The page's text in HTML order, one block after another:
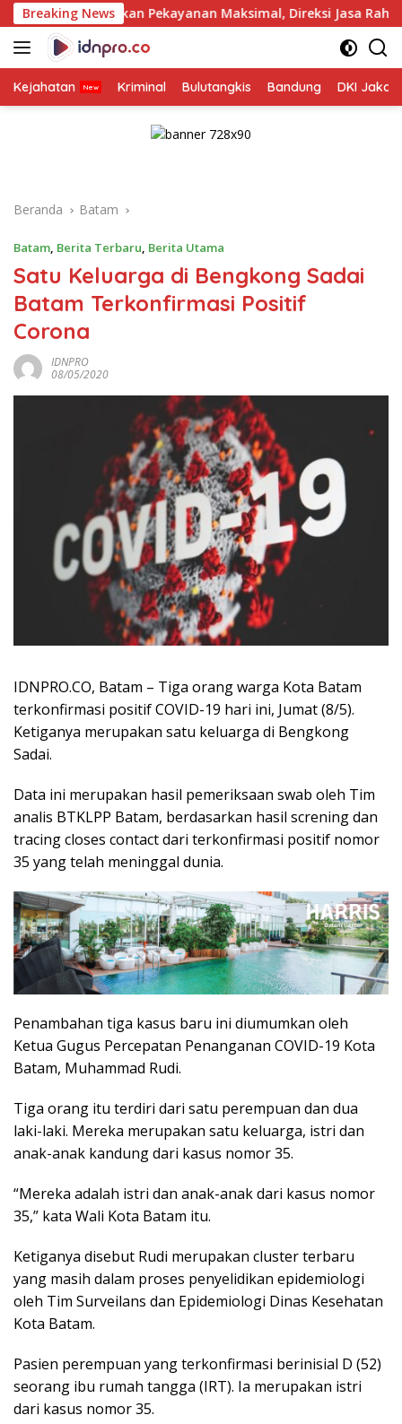
Langsung
ke
konten
Breaking News
Pekayanan Maksimal, Direksi Jasa Raharja Tinjau Korban
Kejahatan Kriminal Bulutangkis Bandung DKI
Beranda Batam
Batam, Berita Terbaru, Berita Utama
Satu Keluarga di Bengkong Sadai
Batam Terkonfirmasi Positif
Corona
IDNPRO
08/05/2020
IDNPRO.CO, Batam – Tiga orang warga Kota Batam
terkonfirmasi positif COVID-19 hari ini, Jumat (8/5).
Ketiganya merupakan satu keluarga di Bengkong
Sadai.
Data ini merupakan hasil pemeriksaan swab oleh Tim
analis BTKLPP Batam, berdasarkan hasil screning dan
tracing closes contact dari terkonfirmasi positif nomor
35 yang telah meninggal dunia.
Penambahan tiga kasus baru ini diumumkan oleh
Ketua Gugus Percepatan Penanganan COVID-19 Kota
Batam, Muhammad Rudi.
Tiga orang itu terdiri dari satu perempuan dan dua
laki-laki. Mereka merupakan satu keluarga, istri dan
anak-anak kandung dari kasus nomor 35.
“Mereka adalah istri dan anak-anak dari kasus nomor
35,” kata Wali Kota Batam itu.
Ketiganya disebut Rudi merupakan cluster terbaru
yang masih dalam proses penyelidikan epidemiologi
oleh Tim Surveilans dan Epidemiologi Dinas Kesehatan
Kota Batam.
Pasien perempuan yang terkonfirmasi berinisial D (52)
seorang ibu rumah tangga (IRT). Ia merupakan istri
dari kasus nomor 35.